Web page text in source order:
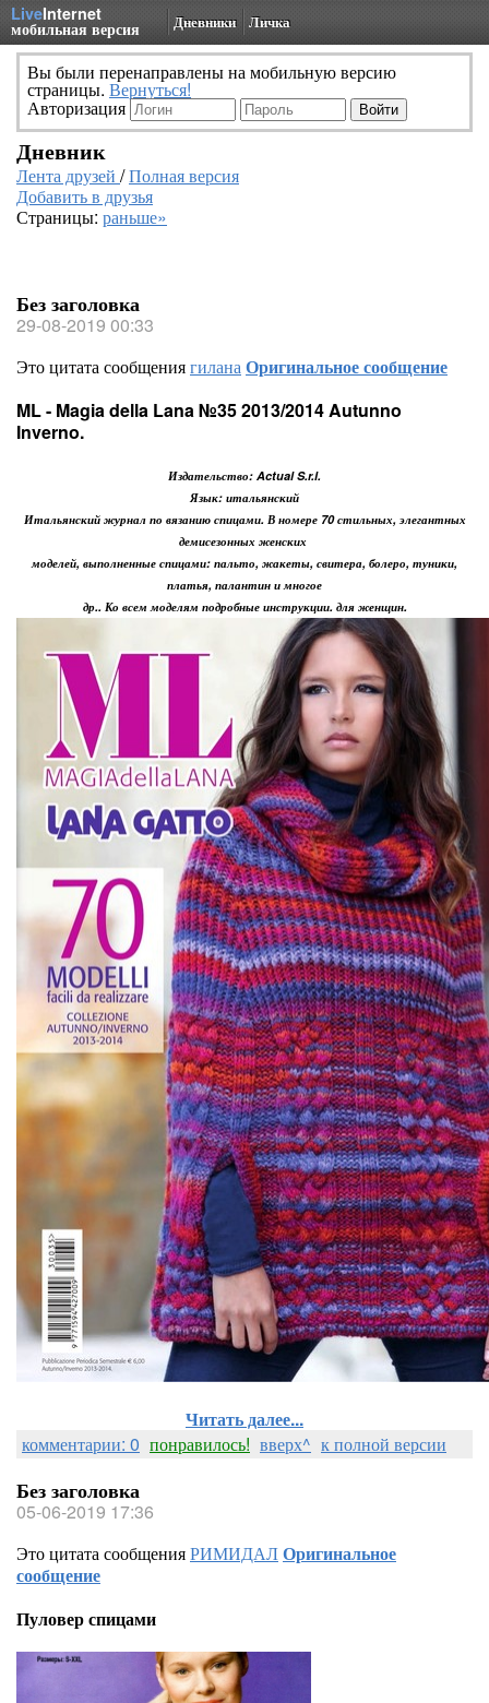
LiveInternet
мобильная версия Дневники Личка
Вы были перенаправлены на мобильную версию
страницы. Вернуться!
Авторизация
Дневник
Лента друзей /Полная версия
Добавить в друзья
Страницы: раньше»
Без заголовка
29-08-2019 00:33
Это цитата сообщениягиланаОригинальное сообщение
ML - Magia della Lana №35 2013/2014 Autunno
Inverno.
Издательство: Actual S.r.l.
Язык: итальянский
Итальянский журнал по вязанию спицами. В номере 70 стильных, элегантных
демисезонных женских
моделей, выполненные спицами: пальто, жакеты, свитера, болеро, туники,
платья, палантин и многое
др.. Ко всем моделям подробные инструкции. для женщин.
Читать далее...
комментарии: 0 понравилось! вверх^ к полной версии
Без заголовка
05-06-2019 17:36
Это цитата сообщенияРИМИДАЛОригинальное
сообщение
Пуловер спицами